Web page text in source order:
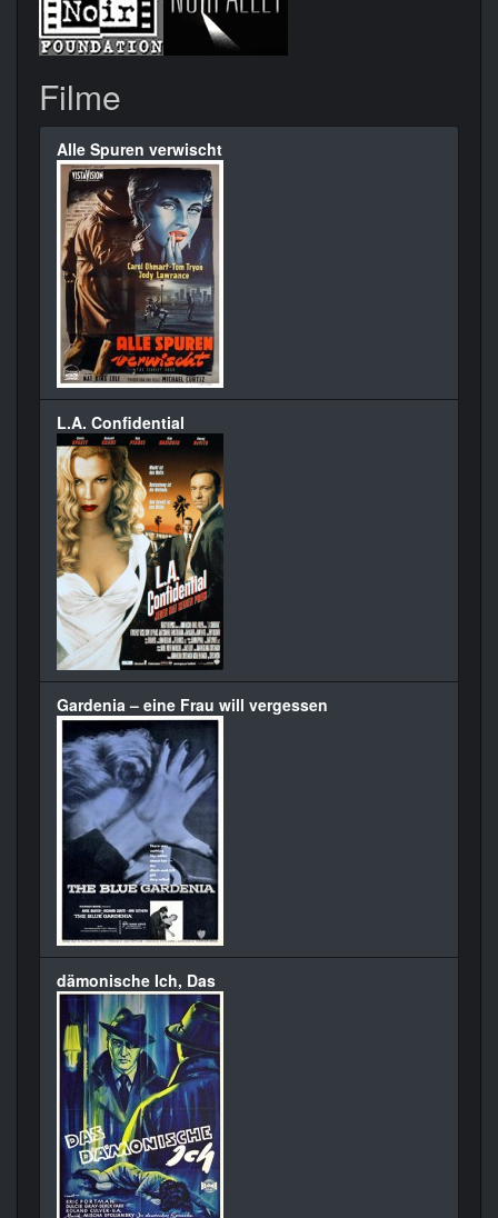
Filme
Alle Spuren verwischt
L.A. Confidential
Gardenia – eine Frau will vergessen
dämonische Ich, Das